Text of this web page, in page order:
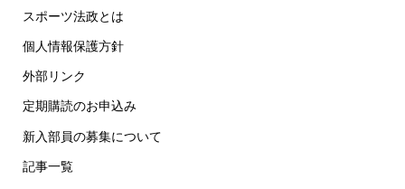
スポーツ法政とは
個人情報保護方針
外部リンク
定期購読のお申込み
新入部員の募集について
記事一覧